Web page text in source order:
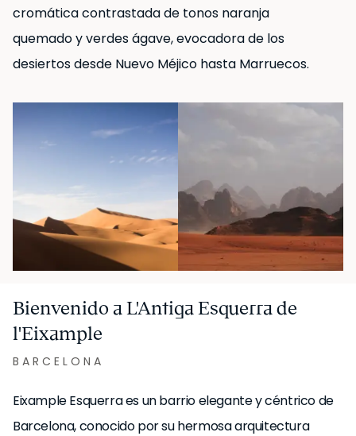
*Estancia mínima de 31 noches, correspondiente a un
período superior a 32 días.
UKIO SPAIN, S.L. tiene la condición legal de Gran
Tenedor en Cataluña.
cromática contrastada de tonos naranja
quemado y verdes ágave, evocadora de los
desiertos desde Nuevo Méjico hasta Marruecos.
Bienvenido a L'Antiga Esquerra de
l'Eixample
BARCELONA
Eixample Esquerra es un barrio elegante y céntrico de
Barcelona, conocido por su hermosa arquitectura